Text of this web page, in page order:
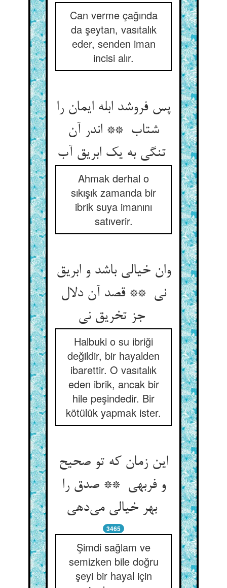
Can verme çağında
da şeytan, vasıtalık
eder, senden iman
incisi alır.
پس فروشد ابله ایمان را
شتاب ** اندر آن
Ahmak derhal o
sıkışık zamanda bir
ibrik suya imanını
satıverir.
وان خیالی باشد و ابریق
نی ** قصد آن دلال
Halbuki o su ibriği
değildir, bir hayalden
ibarettir. O vasıtalık
eden ibrik, ancak bir
hile peşindedir. Bir
kötülük yapmak ister.
این زمان که تو صحیح
و فربهی ** صدق را
بهر خیالی می‌دهی
3465
Şimdi sağlam ve
semizken bile doğru
şeyi bir hayal için